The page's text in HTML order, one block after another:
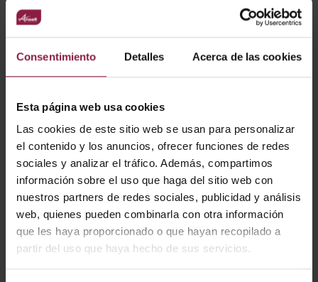
Consentimiento Detalles Acerca de las cookies
Esta página web usa cookies
Las cookies de este sitio web se usan para personalizar
el contenido y los anuncios, ofrecer funciones de redes
sociales y analizar el tráfico. Además, compartimos
información sobre el uso que haga del sitio web con
nuestros partners de redes sociales, publicidad y análisis
web, quienes pueden combinarla con otra información
que les haya proporcionado o que hayan recopilado a
partir del uso que haya hecho de sus servicios.
iluminación para ofrecer siempre la mejor solución.
Prueba
Estamos orgullosos de estar acreditados por la L.I.A., lo